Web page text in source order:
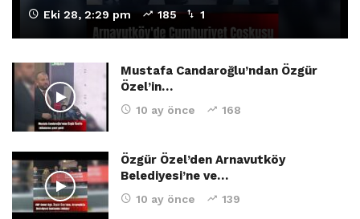
Eki 28, 2:29 pm 185 1
Mustafa Candaroğlu’ndan Özgür
Özel’in…
10 ay önce 168
Özgür Özel’den Arnavutköy
Belediyesi’ne ve…
10 ay önce 139